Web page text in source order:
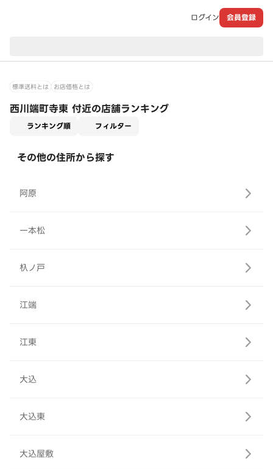
ログイン 会員登録
標準送料とは お店価格とは
西川端町寺東 付近の店舗ランキング
ランキング順 フィルター
その他の住所から探す
阿原
一本松
杁ノ戸
江端
江東
大込
大込東
大込屋敷